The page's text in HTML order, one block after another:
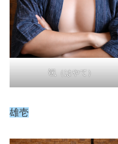
颯（はやて）
雄壱